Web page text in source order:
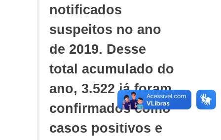
notificados
suspeitos no ano
de 2019. Desse
total acumulado do
ano, 3.522 já foram
confirmados como
casos positivos e